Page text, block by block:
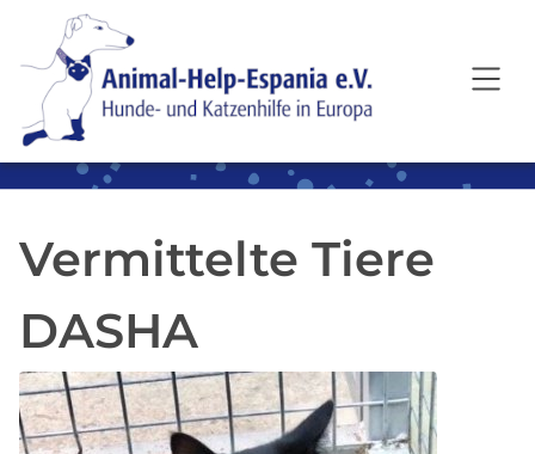
SKIP TO MAIN CONTENT
Vermittelte Tiere
DASHA